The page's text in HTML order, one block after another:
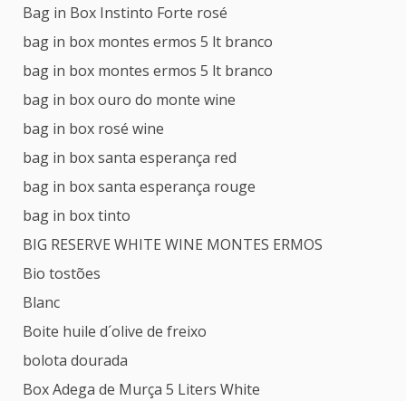
Bag in Box Instinto Forte rosé
bag in box montes ermos 5 lt branco
bag in box montes ermos 5 lt branco
bag in box ouro do monte wine
bag in box rosé wine
bag in box santa esperança red
bag in box santa esperança rouge
bag in box tinto
BIG RESERVE WHITE WINE MONTES ERMOS
Bio tostões
Blanc
Boite huile d´olive de freixo
bolota dourada
Box Adega de Murça 5 Liters White